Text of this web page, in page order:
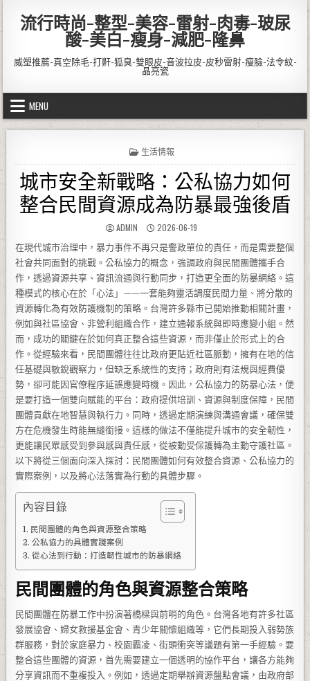
流行時尚-整型-美容-雷射-肉毒-玻尿
酸-美白-瘦身-減肥-隆鼻
威塑推薦-真空除毛-打鼾-狐臭-雙眼皮-音波拉皮-皮秒雷射-瘦臉-法令紋-
晶亮瓷
MENU
POSTED IN
生活情報
城市安全新戰略：公私協力如何
整合民間資源成為防暴最強後盾
AUTHOR:
ADMIN PUBLISHED DATE:
2026-06-19
在現代城市治理中，暴力事件不再只是警政單位的責任，而是需要整個
社會共同面對的挑戰。公私協力的概念，強調政府與民間團體攜手合
作，透過資源共享、資訊流通與行動同步，打造更全面的防暴網絡。這
種模式的核心在於「心法」——一套能夠靈活調度民間力量、將分散的
資源轉化為有效防護機制的策略。台灣許多縣市已開始推動相關計畫，
例如與社區協會、非營利組織合作，建立通報系統與即時應變小組。然
而，成功的關鍵在於如何真正整合這些資源，而非僅止於形式上的合
作。從經驗來看，民間團體往往比政府更貼近社區脈動，擁有在地的信
任基礎與敏銳觀察力，但缺乏系統性的支持；政府則有法規與經費優
勢，卻可能因官僚程序延誤應變時機。因此，公私協力的防暴心法，便
是要打造一個雙向賦能的平台：政府提供培訓、資源與制度保障，民間
團體貢獻在地智慧與執行力。同時，透過定期演練與溝通會議，確保雙
方在危機發生時能無縫銜接。這樣的做法不僅能提升城市的安全韌性，
更能讓民眾感受到參與感與責任感，從被動受保護轉為主動守護社區。
以下將從三個面向深入探討：民間團體如何有效整合資源、公私協力的
實際案例，以及將心法落實為行動的具體步驟。
內容目錄
民間團體的角色與資源整合策略
公私協力的具體實踐案例
從心法到行動：打造韌性城市的防暴網絡
民間團體的角色與資源整合策略
民間團體在防暴工作中扮演著橋樑與前哨的角色。台灣各地有許多社區
發展協會、婦女救援基金會、青少年關懷組織等，它們長期投入弱勢族
群服務，對於家庭暴力、校園霸凌、街頭衝突等議題有第一手經驗。要
整合這些團體的資源，首先需要建立一個透明的協作平台，讓各方能夠
分享資訊而不重複投入。例如，透過定期舉辦資源盤點會議，由政府部